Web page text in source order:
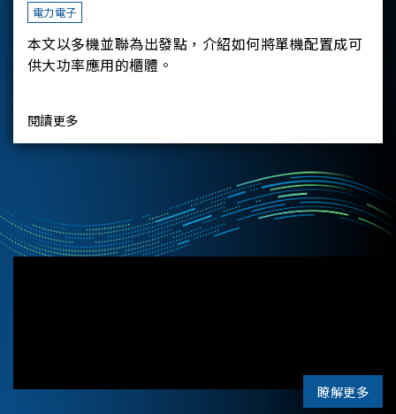
電力電子
本文以多機並聯為出發點，介紹如何將單機配置成可
供大功率應用的櫃體。
閱讀更多
瞭解更多